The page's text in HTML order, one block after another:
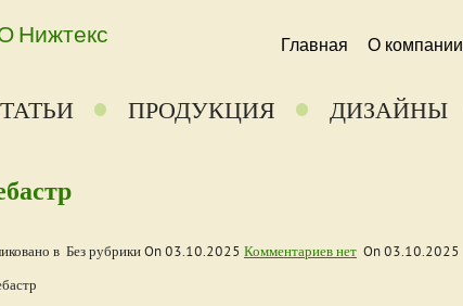
Нижтекс Главная О компании
ПРОДУКЦИЯ ДИЗАЙНЫ
в Без рубрики On03.10.2025 Комментариев нет On03.10.2025